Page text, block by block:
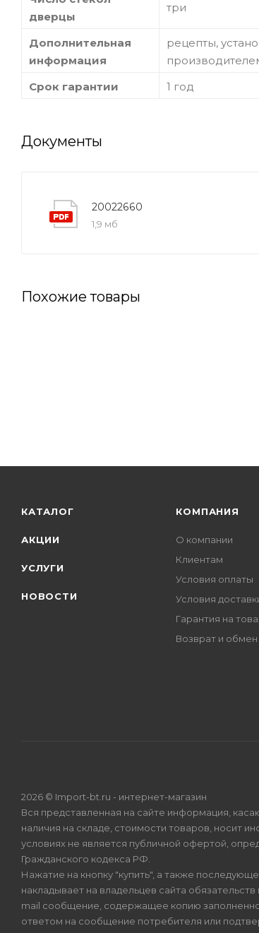
дверцы
три
Дополнительная
информация
рецепты,
Срок гарантии
1 год
Документы
20022660
1,9 мб
Похожие товары
КАТАЛОГ
АКЦИИ
УСЛУГИ
НОВОСТИ
КОМПАНИЯ
О компании
Клиентам
Условия оплаты
Условия
Гарантия на
Возврат и обмен
2026 © Import-bt.ru - интернет-магазин
Вся представленная на сайте информация,
наличия на складе, стоимости товаров, носит
условиях не является публичной офертой,
Гражданского кодекса РФ.
Нажатие на кнопку "купить", а также
накладывает на владельцев сайта
mail сообщение, содержащее копию
ответом на сообщение потребителя или